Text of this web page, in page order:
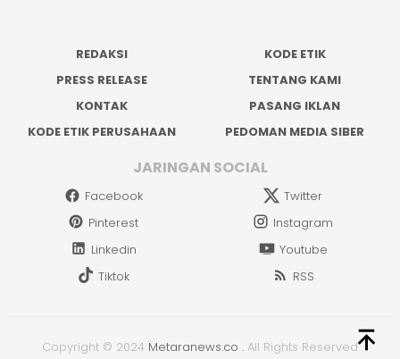
REDAKSI
KODE ETIK
PRESS RELEASE
TENTANG KAMI
KONTAK
PASANG IKLAN
KODE ETIK PERUSAHAAN
PEDOMAN MEDIA SIBER
JARINGAN SOCIAL
Facebook
Twitter
Pinterest
Instagram
Linkedin
Youtube
Tiktok
RSS
Copyright © 2024 Metaranews.co . All Rights Reserved